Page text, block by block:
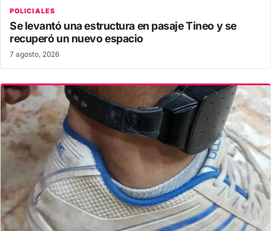
POLICIALES
Se levantó una estructura en pasaje Tineo y se
recuperó un nuevo espacio
7 agosto, 2026